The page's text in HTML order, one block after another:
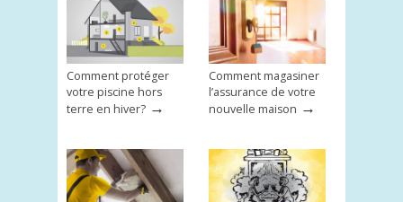
Comment protéger
votre piscine hors
terre en hiver? →
Comment magasiner
l’assurance de votre
nouvelle maison →